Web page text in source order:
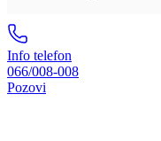
Info telefon
066/008-008
Pozovi